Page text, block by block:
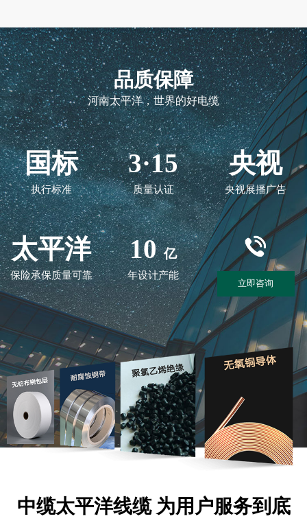
国标
执行标准
3·15
质量认证
央视
央视展播广告
太平洋
保险承保质量可靠
10 亿
年设计产能
立即咨询
中缆太平洋线缆 为用户服务到底
市政工程
电力公司
建筑公司